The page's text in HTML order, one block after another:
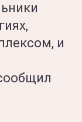
и